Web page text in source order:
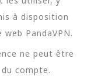
à disposition
PandaVPN.
ne peut être
compte.